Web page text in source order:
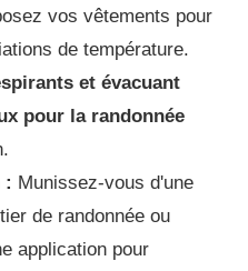
vos vêtements pour
de température.
et évacuant
pour la randonnée
: Munissez-vous d'une
de randonnée ou
application pour